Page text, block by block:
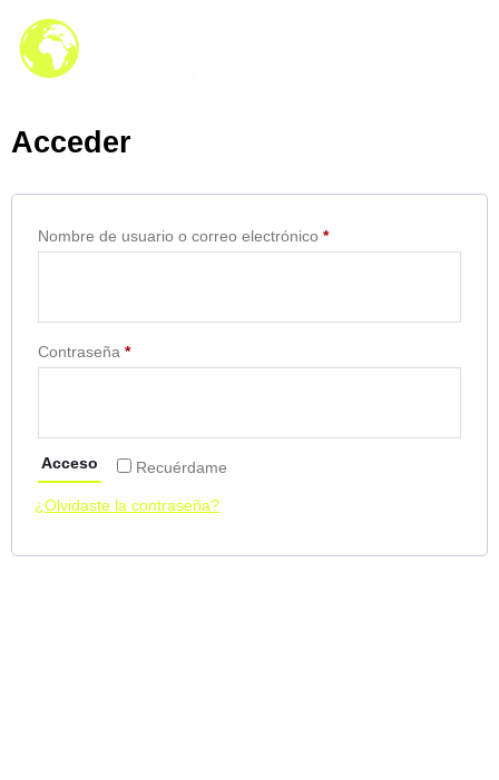
Mi cuenta
Acceder
Nombre de usuario o correo electrónico *
Contraseña *
Recuérdame
Acceso
¿Olvidaste la contraseña?